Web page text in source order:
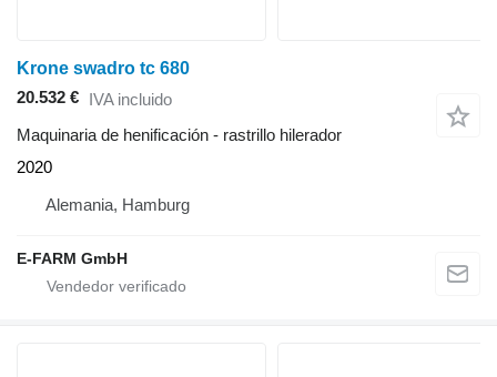
Krone swadro tc 680
20.532 € IVA incluido
Maquinaria de henificación - rastrillo hilerador
2020
Alemania, Hamburg
E-FARM GmbH